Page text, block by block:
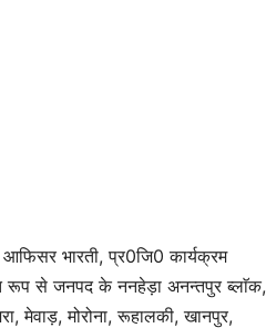
भारती, प्र0जि0 कार्यक्रम
रूप से जनपद के ननहेड़ा अनन्तपुर ब्लाॅक,
मेवाड़, मोरोना, रूहालकी, खानपुर,